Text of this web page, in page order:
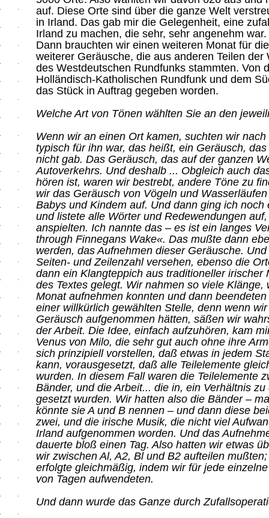
auf. Diese Orte sind über die ganze Welt
in Irland. Das gab mir die Gelegenheit, eine
Irland zu machen, die sehr, sehr angenehm
Dann brauchten wir einen weiteren Monat für
weiterer Geräusche, die aus anderen Teilen der
des Westdeutschen Rundfunks stammten. Von
Holländisch-Katholischen Rundfunk und dem
das Stück in Auftrag gegeben worden.
Welche Art von Tönen wählten Sie an den
Wenn wir an einen Ort kamen, suchten wir
typisch für ihn war, das heißt, ein Geräusch,
nicht gab. Das Geräusch, das auf der ganzen
Autoverkehrs. Und deshalb ... Obgleich auch
hören ist, waren wir bestrebt, andere Töne zu
wir das Geräusch von Vögeln und
Babys und Kindem auf. Und dann ging ich
und listete alle Wörter und Redewendungen
anspielten. Ich nannte das – es ist ein langes
through Finnegans Wake«. Das mußte dann
werden, das Aufnehmen dieser Geräusche.
Seiten- und Zeilenzahl versehen, ebenso die
dann ein Klangteppich aus traditioneller irischer
des Textes gelegt. Wir nahmen so viele Klänge,
Monat aufnehmen konnten und dann
einer willkürlich gewählten Stelle, denn wenn
Geräusch aufgenommen hätten, säßen wir
der Arbeit. Die Idee, einfach aufzuhören, kam
Venus von Milo, die sehr gut auch ohne ihre
sich prinzipiell vorstellen, daß etwas in jedem
kann, vorausgesetzt, daß alle Teilelemente
wurden. In diesem Fall waren die Teilelemente
Bänder, und die Arbeit... die in, ein Verhältnis
gesetzt wurden. Wir hatten also die Bänder –
könnte sie A und B nennen – und dann diese
zwei, und die irische Musik, die nicht viel
Irland aufgenommen worden. Und das
dauerte bloß einen Tag. Also hatten wir etwas
wir zwischen Al, A2, Bl und B2 aufteilen
erfolgte gleichmäßig, indem wir für jede
von Tagen aufwendeten.
Und dann wurde das Ganze durch